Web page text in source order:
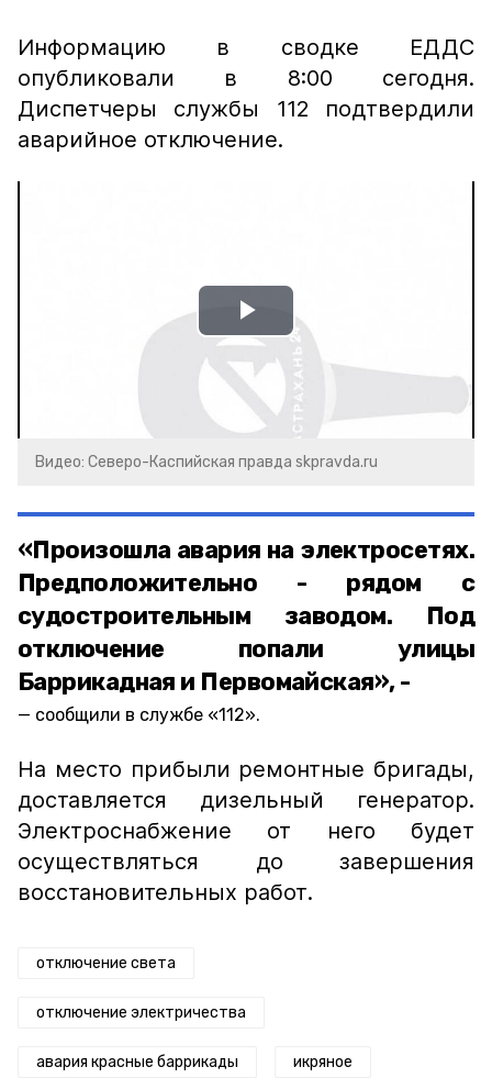
Информацию в сводке ЕДДС
опубликовали в 8:00 сегодня.
Диспетчеры службы 112 подтвердили
аварийное отключение.
Play
Video
Видео: Северо-Каспийская правда skpravda.ru
«Произошла авария на электросетях.
Предположительно - рядом с
судостроительным заводом. Под
отключение попали улицы
Баррикадная и Первомайская», -
сообщили в службе «112».
На место прибыли ремонтные бригады,
доставляется дизельный генератор.
Электроснабжение от него будет
осуществляться до завершения
восстановительных работ.
отключение света
отключение электричества
авария красные баррикады икряное